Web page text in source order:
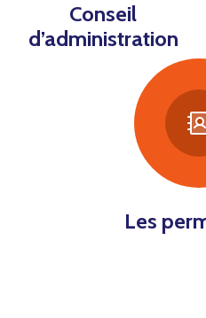
Conseil
d’administration
Les